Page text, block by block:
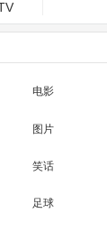
电影
图片
笑话
足球